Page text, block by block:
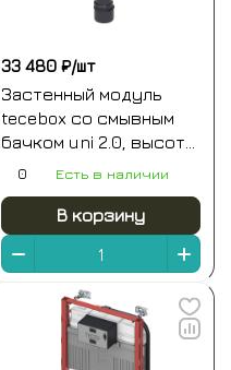
33 480 ₽/шт
Застенный модуль
tecebox со смывным
бачком uni 2.0, высота
1060 мм
0 Есть в наличии
В корзину